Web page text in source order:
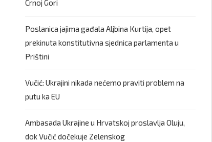
Crnoj Gori
Poslanica jajima gađala Aljbina Kurtija, opet
prekinuta konstitutivna sjednica parlamenta u
Prištini
Vučić: Ukrajini nikada nećemo praviti problem na
putu ka EU
Ambasada Ukrajine u Hrvatskoj proslavlja Oluju,
dok Vučić dočekuje Zelenskog